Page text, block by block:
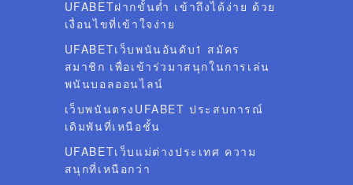
UFABETฝากขั้นต่ำ เข้าถึงได้ง่าย ด้วย
เงื่อนไขที่เข้าใจง่าย
UFABETเว็บพนันอันดับ1 สมัคร
สมาชิก เพื่อเข้าร่วมาสนุกในการเล่น
พนันบอลออนไลน์
เว็บพนันตรงUFABET ประสบการณ์
เดิมพันที่เหนือชั้น
UFABETเว็บแม่ต่างประเทศ ความ
สนุกที่เหนือกว่า